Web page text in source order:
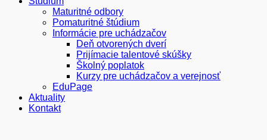
Maturitné odbory
Pomaturitné štúdium
Informácie pre uchádzačov
Deň otvorených dverí
Prijímacie talentové skúšky
Školný poplatok
Kurzy pre uchádzačov a verejnosť
EduPage
Aktuality
Kontakt